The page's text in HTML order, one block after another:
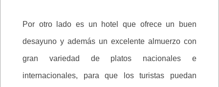
Por otro lado es un hotel que ofrece un buen
desayuno y además un excelente almuerzo con
gran variedad de platos nacionales e
internacionales, para que los turistas puedan